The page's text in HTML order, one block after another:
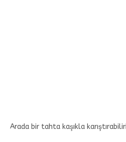
Arada bir tahta kaşıkla